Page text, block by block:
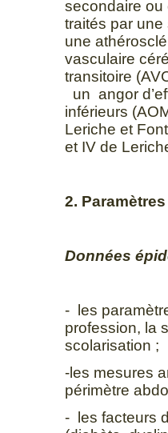
secondaire ou
traités par
une
vasculaire
transitoire
un angor
inférieurs
Leriche et
et IV de
2.
Données
- les
profession, la
scolarisation ;
-les mesures
périmètre
- les facteurs